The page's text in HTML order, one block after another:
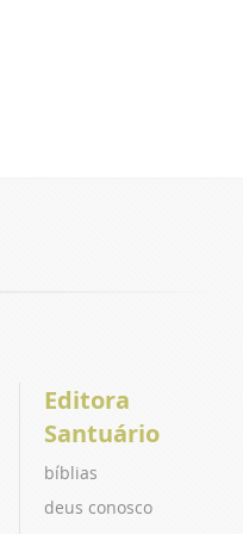
Editora
Santuário
bíblias
deus conosco